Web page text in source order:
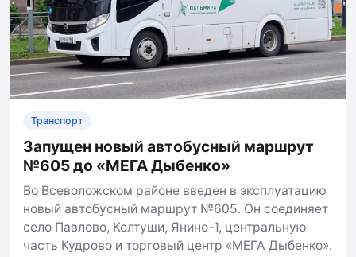
Транспорт
Запущен новый автобусный маршрут
№605 до «МЕГА Дыбенко»
Во Всеволожском районе введен в эксплуатацию
новый автобусный маршрут №605. Он соединяет
село Павлово, Колтуши, Янино-1, центральную
часть Кудрово и торговый центр «МЕГА Дыбенко».